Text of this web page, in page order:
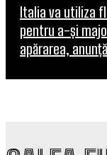
Italia va utiliza
pentru a-și
apărarea,